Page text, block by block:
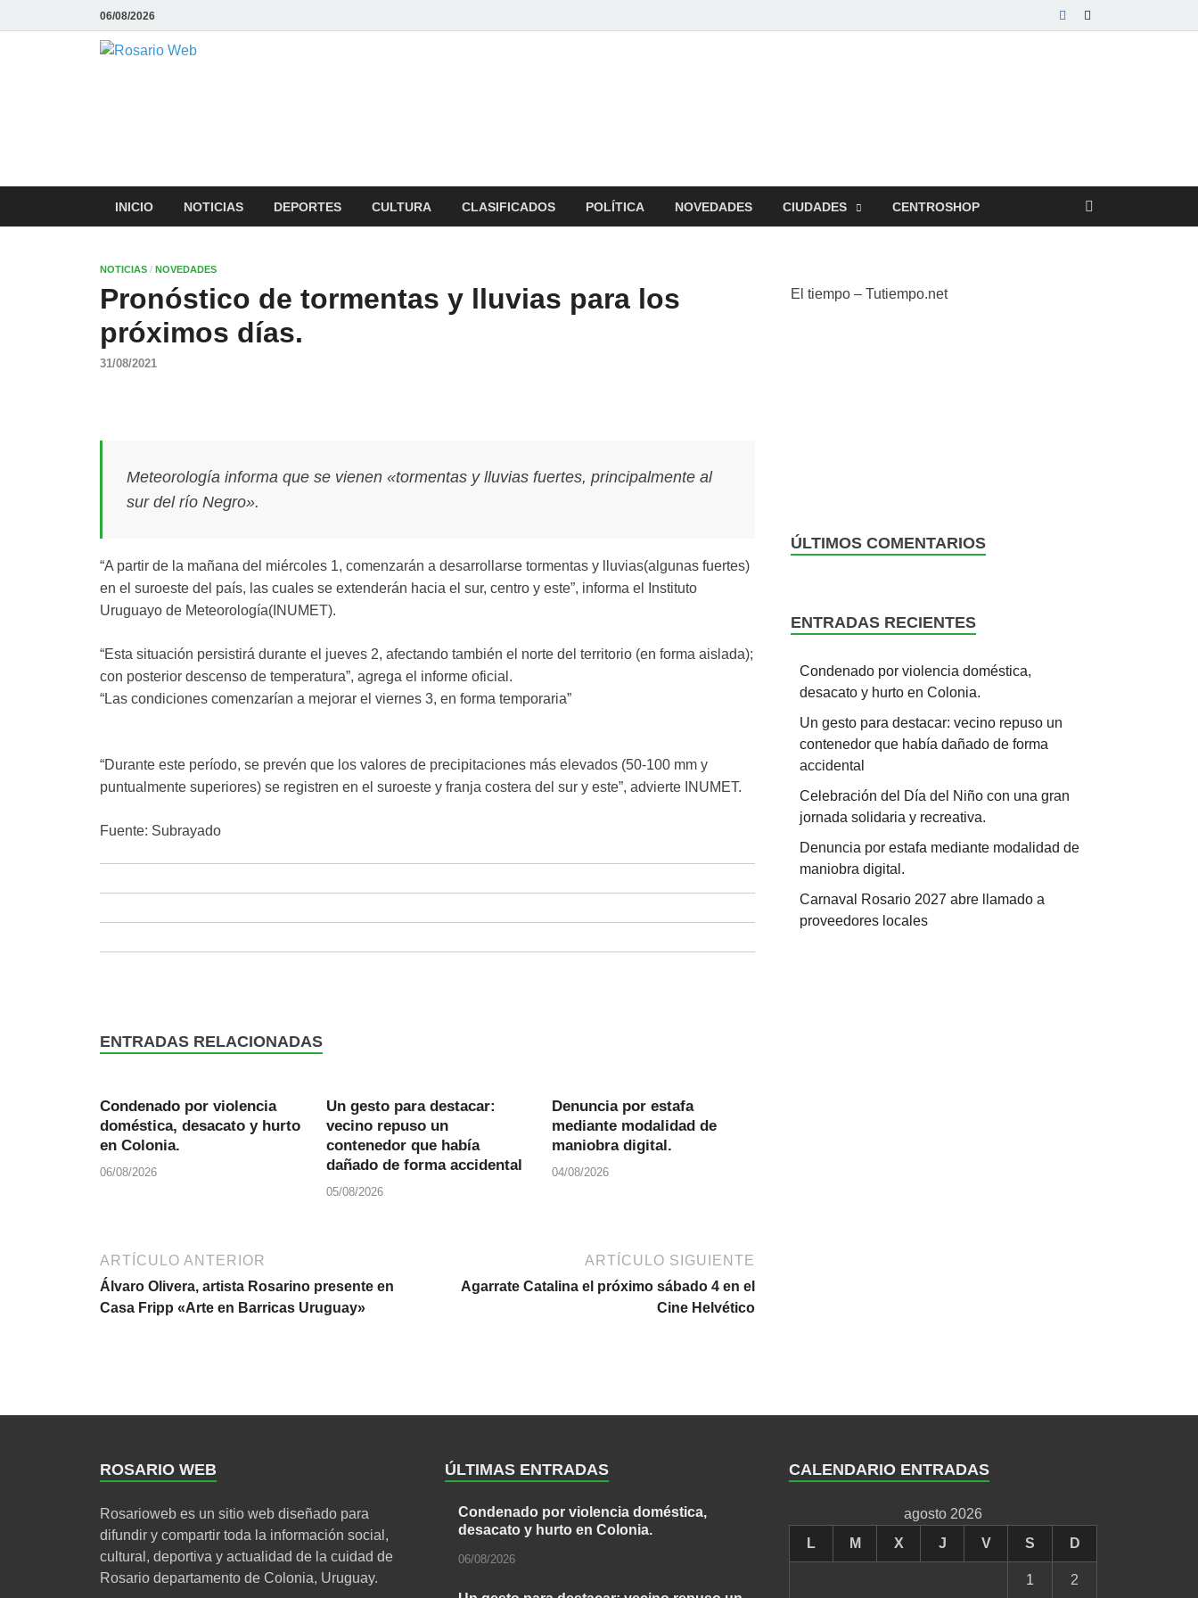
06/08/2026
INICIO NOTICIAS DEPORTES CULTURA CLASIFICADOS POLÍTICA NOVEDADES CIUDADES CENTROSHOP
NOTICIAS / NOVEDADES
Pronóstico de tormentas y lluvias para los
próximos días.
31/08/2021
Meteorología informa que se vienen «tormentas y lluvias fuertes, principalmente al
sur del río Negro».
“A partir de la mañana del miércoles 1, comenzarán a desarrollarse tormentas y lluvias(algunas fuertes)
en el suroeste del país, las cuales se extenderán hacia el sur, centro y este”, informa el Instituto
Uruguayo de Meteorología(INUMET).
“Esta situación persistirá durante el jueves 2, afectando también el norte del territorio (en forma aislada);
con posterior descenso de temperatura”, agrega el informe oficial.
“Las condiciones comenzarían a mejorar el viernes 3, en forma temporaria”
“Durante este período, se prevén que los valores de precipitaciones más elevados (50-100 mm y
puntualmente superiores) se registren en el suroeste y franja costera del sur y este”, advierte INUMET.
Fuente: Subrayado
ENTRADAS RELACIONADAS
Condenado por violencia
doméstica, desacato y hurto
en Colonia.
06/08/2026
Un gesto para destacar:
vecino repuso un
contenedor que había
dañado de forma accidental
05/08/2026
Denuncia por estafa
mediante modalidad de
maniobra digital.
04/08/2026
ARTÍCULO ANTERIOR
Álvaro Olivera, artista Rosarino presente en
Casa Fripp «Arte en Barricas Uruguay»
ARTÍCULO SIGUIENTE
Agarrate Catalina el próximo sábado 4 en el
Cine Helvético
El tiempo – Tutiempo.net
ÚLTIMOS COMENTARIOS
ENTRADAS RECIENTES
Condenado por violencia doméstica,
desacato y hurto en Colonia.
Un gesto para destacar: vecino repuso un
contenedor que había dañado de forma
accidental
Celebración del Día del Niño con una gran
jornada solidaria y recreativa.
Denuncia por estafa mediante modalidad de
maniobra digital.
Carnaval Rosario 2027 abre llamado a
proveedores locales
ROSARIO WEB
Rosarioweb es un sitio web diseñado para
difundir y compartir toda la información social,
cultural, deportiva y actualidad de la cuidad de
Rosario departamento de Colonia, Uruguay.
ÚLTIMAS ENTRADAS
Condenado por violencia doméstica,
desacato y hurto en Colonia.
06/08/2026
CALENDARIO ENTRADAS
agosto 2026
L
M X J V S D
1 2